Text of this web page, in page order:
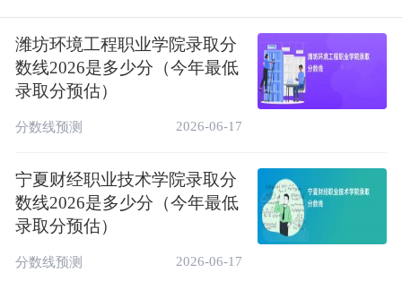
核心参照基准，结合各省高考难度及竞争程
度，核心省份预估基线如下：
1、在本省：在山东省（2段）最低录取分数
线综合类467分，2026年预估录取分数线维持
在468-472分区间。
分数线历史类271分、物理类287分；在天津
市（专科）最低录取分数线综合类171分；在
安徽省（专科）最低录取分数线物理类224
分、历史类260分，2026年预估分数波动在1-
潍坊环境工程职业学院录取分
数线2026是多少分（今年最低
录取分预估）
分数线预测 2026-06-17
宁夏财经职业技术学院录取分
数线2026是多少分（今年最低
录取分预估）
分数线预测 2026-06-17